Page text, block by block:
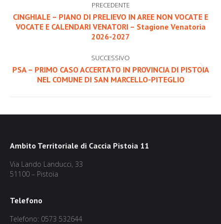
tra
PRECEDENTE
Post
precedente:
CINGHIALE – PIANO DI PRELIEVO IN AREE NON VOCATE E
VOCATE E CALENDARI VENATORI – Stagione Venatoria
2026-2027
SUCCESSIVO
Prossimo
post:
PSA – PRIMO CASO ACCERTATO IN PROVINCIA DI PISTOIA
NEL COMUNE DI SAN MARCELLO-PITEGLIO
Ambito Territoriale di Caccia Pistoia 11
Via Lando Landucci, 33
51100 – Pistoia
Telefono
Telefono: 0573 532644